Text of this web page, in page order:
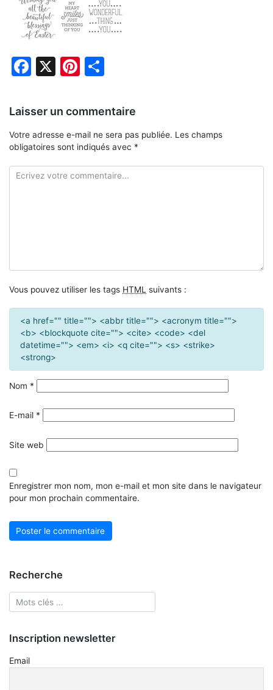
Facebook
X Pinterest
Laisser un commentaire
Votre adresse e-mail ne sera pas publiée. Les champs
obligatoires sont indiqués avec *
Vous pouvez utiliser les tags HTML suivants :
<a href="" title=""> <abbr title=""> <acronym title="">
<b> <blockquote cite=""> <cite> <code> <del
datetime=""> <em> <i> <q cite=""> <s> <strike>
<strong>
Nom *
E-mail *
Site web
Enregistrer mon nom, mon e-mail et mon site dans le navigateur
pour mon prochain commentaire.
Recherche
Inscription newsletter
Email